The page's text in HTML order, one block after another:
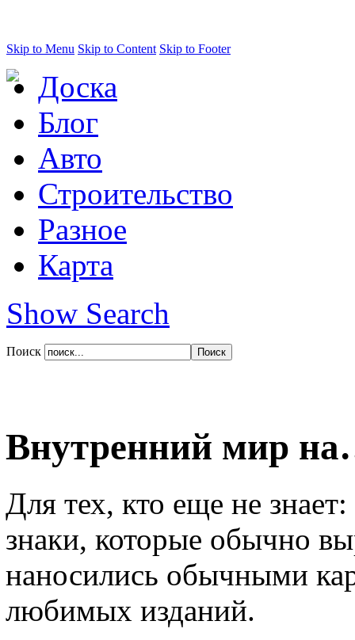
Skip to Menu Skip to Content Skip to Footer
Доска
Блог
Авто
Строительство
Разное
Карта
Show Search
Поиск
Внутренний мир
Для тех, кто еще не
знаки, которые обычно
наносились обычными
любимых изданий.